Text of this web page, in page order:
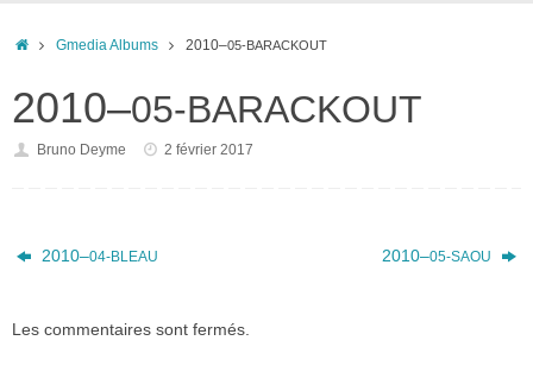
Accueil
Gmedia Albums 2010–05-BARACKOUT
2010–05-BARACKOUT
Bruno Deyme 2 février 2017
2010–04-BLEAU 2010–05-SAOU
Les commentaires sont fermés.